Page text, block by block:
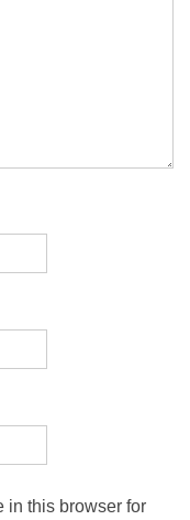
in this browser for